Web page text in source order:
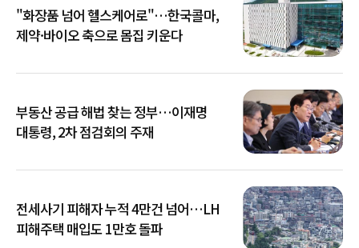
"화장품 넘어 헬스케어로"…한국콜마,
제약·바이오 축으로 몸집 키운다
부동산 공급 해법 찾는 정부…이재명
대통령, 2차 점검회의 주재
전세사기 피해자 누적 4만건 넘어…LH
피해주택 매입도 1만호 돌파